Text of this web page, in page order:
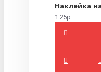
1.25р.